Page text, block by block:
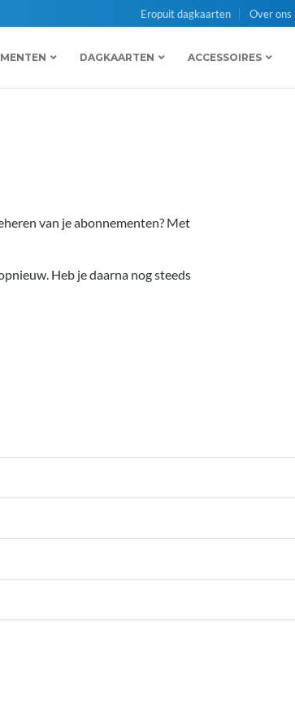
Eropuit dagkaarten Over ons
DAGKAARTEN ACCESSOIRES
van je abonnementen? Met
Heb je daarna nog steeds